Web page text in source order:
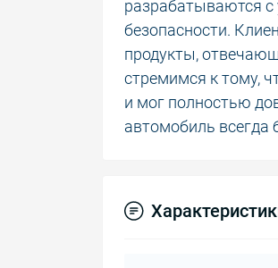
разрабатываются с
безопасности.
продукты,
стремимся к тому,
и мог полностью
автомобиль всегда